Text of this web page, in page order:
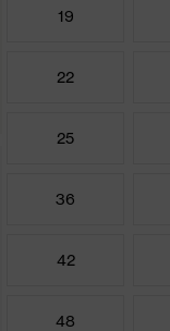
19
22
25
36
42
48